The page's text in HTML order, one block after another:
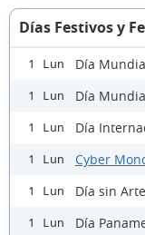
Días Festivos y
1 Lun Día
1 Lun Día
1 Lun Día
1 Lun Cyber
1 Lun Día sin Arte
1 Lun Día